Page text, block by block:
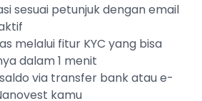
sesuai petunjuk dengan email
melalui fitur KYC yang bisa
dalam 1 menit
via transfer bank atau e-
kamu